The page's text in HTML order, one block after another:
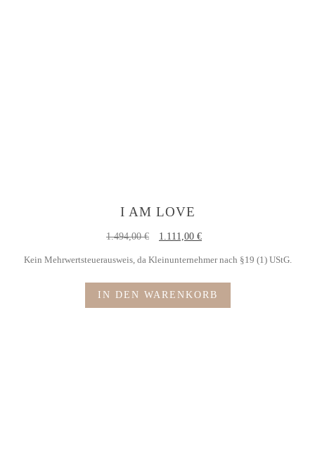
I AM LOVE
1.494,00€ 1.111,00 €
Kein Mehrwertsteuerausweis, da Kleinunternehmer nach §19 (1) UStG.
IN DEN WARENKORB